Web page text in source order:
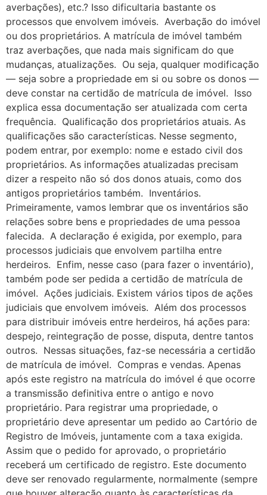
averbações), etc.? Isso dificultaria bastante os
processos que envolvem imóveis. Averbação do imóvel
ou dos proprietários. A matrícula de imóvel também
traz averbações, que nada mais significam do que
mudanças, atualizações. Ou seja, qualquer modificação
— seja sobre a propriedade em si ou sobre os donos —
deve constar na certidão de matrícula de imóvel. Isso
explica essa documentação ser atualizada com certa
frequência. Qualificação dos proprietários atuais. As
qualificações são características. Nesse segmento,
podem entrar, por exemplo: nome e estado civil dos
proprietários. As informações atualizadas precisam
dizer a respeito não só dos donos atuais, como dos
antigos proprietários também. Inventários.
Primeiramente, vamos lembrar que os inventários são
relações sobre bens e propriedades de uma pessoa
falecida. A declaração é exigida, por exemplo, para
processos judiciais que envolvem partilha entre
herdeiros. Enfim, nesse caso (para fazer o inventário),
também pode ser pedida a certidão de matrícula de
imóvel. Ações judiciais. Existem vários tipos de ações
judiciais que envolvem imóveis. Além dos processos
para distribuir imóveis entre herdeiros, há ações para:
despejo, reintegração de posse, disputa, dentre tantos
outros. Nessas situações, faz-se necessária a certidão
de matrícula de imóvel. Compras e vendas. Apenas
após este registro na matrícula do imóvel é que ocorre
a transmissão definitiva entre o antigo e novo
proprietário. Para registrar uma propriedade, o
proprietário deve apresentar um pedido ao Cartório de
Registro de Imóveis, juntamente com a taxa exigida.
Assim que o pedido for aprovado, o proprietário
receberá um certificado de registro. Este documento
deve ser renovado regularmente, normalmente (sempre